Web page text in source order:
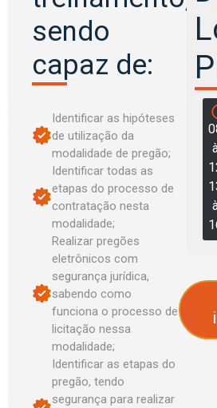
sendo
capaz de:
Identificar as hipóteses
de utilização da
modalidade de pregão;
Identificar todas as
etapas do processo de
contratação nesta
modalidade;
Realizar pregões
eletrônicos com
segurança jurídica,
sabendo como
funciona o processo de
licitação nessa
modalidade;
Identificar as etapas do
pregão, tendo
segurança para realizar